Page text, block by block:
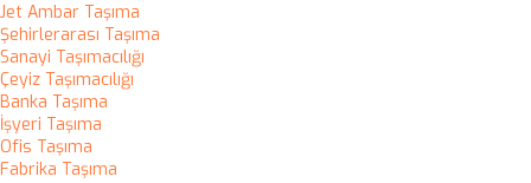
Jet Ambar Taşıma
Şehirlerarası Taşıma
Sanayi Taşımacılığı
Çeyiz Taşımacılığı
Banka Taşıma
İşyeri Taşıma
Ofis Taşıma
Fabrika Taşıma